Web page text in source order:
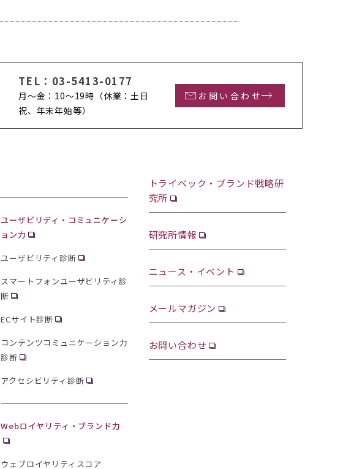
TEL： 03-5413-0177
月〜金：10〜19時 （休業：土日
祝、年末年始等）
お問い合わせ
ユーザビリディ・コミュニケーシ
ョン力
ユーザビリティ診断
スマートフォンユーザビリティ診
断
ECサイト診断
コンテンツコミュニケーション力
診断
アクセシビリティ診断
Webロイヤリティ・ブランド力
ウェブロイヤリティスコア
トライベック・ブランド戦略研
究所
研究所情報
ニュース・イベント
メールマガジン
お問い合わせ